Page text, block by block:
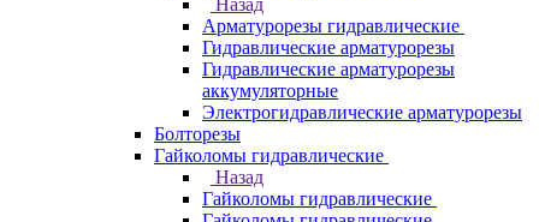
Назад
Арматурорезы гидравлические
Гидравлические арматурорезы
Гидравлические арматурорезы
аккумуляторные
Электрогидравлические арматурорезы
Болторезы
Гайколомы гидравлические
Назад
Гайколомы гидравлические